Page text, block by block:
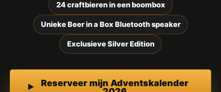
24 craftbieren in een boombox
Unieke Beer in a Box Bluetooth speaker
Exclusieve Silver Edition
Reserveer mijn Adventskalender